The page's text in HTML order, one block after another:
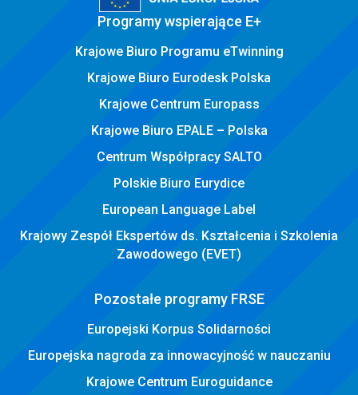
Programy wspierające E+
Krajowe Biuro Programu eTwinning
Krajowe Biuro Eurodesk Polska
Krajowe Centrum Europass
Krajowe Biuro EPALE – Polska
Centrum Współpracy SALTO
Polskie Biuro Eurydice
European Language Label
Krajowy Zespół Ekspertów ds. Kształcenia i Szkolenia
Zawodowego (EVET)
Pozostałe programy FRSE
Europejski Korpus Solidarności
Europejska nagroda za innowacyjność w nauczaniu
Krajowe Centrum Euroguidance